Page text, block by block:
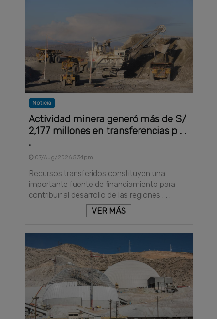
Noticia
Actividad minera generó más de S/
2,177 millones en transferencias p . .
.
07/Aug/2026 5:34pm
Recursos transferidos constituyen una
importante fuente de financiamiento para
contribuir al desarrollo de las regiones . . .
VER MÁS